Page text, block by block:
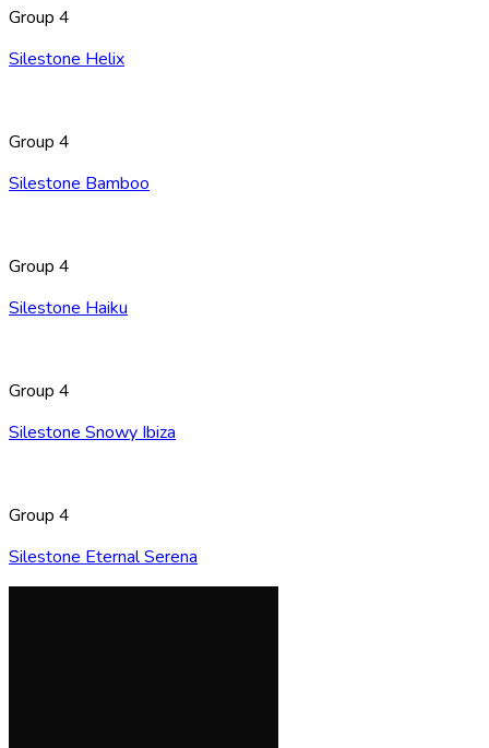
Group 4
Silestone Helix
Group 4
Silestone Bamboo
Group 4
Silestone Haiku
Group 4
Silestone Snowy Ibiza
Group 4
Silestone Eternal Serena